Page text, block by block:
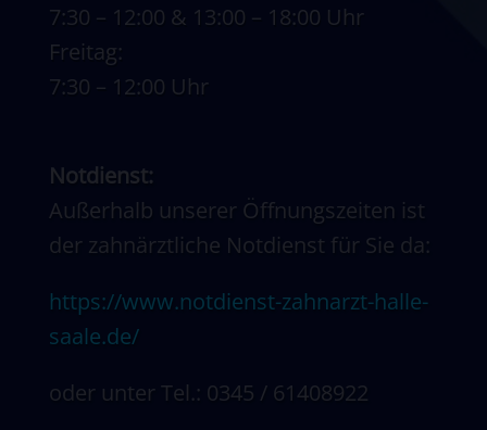
7:30 – 12:00 & 13:00 – 18:00 Uhr
Freitag:
7:30 – 12:00 Uhr
Notdienst:
Außerhalb unserer Öffnungszeiten ist
der zahnärztliche Notdienst für Sie da:
https://www.notdienst-zahnarzt-halle-
saale.de/
oder unter Tel.: 0345 / 61408922